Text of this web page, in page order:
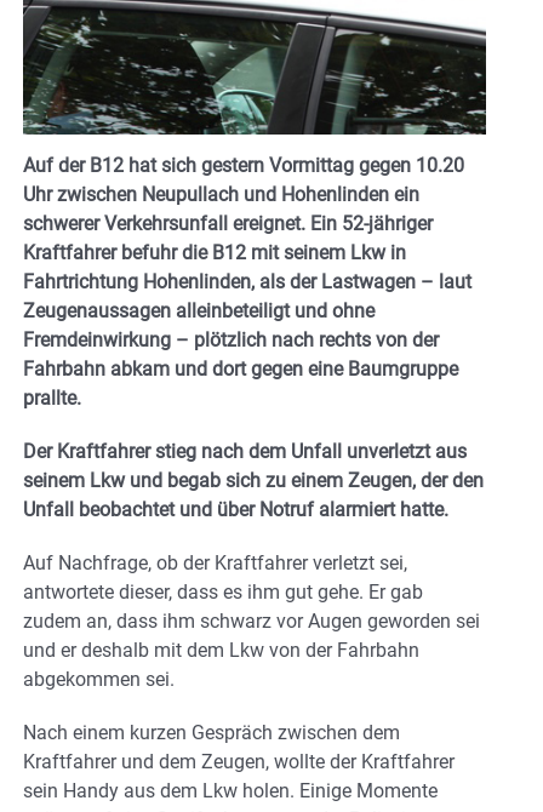
Auf der B12 hat sich gestern Vormittag gegen 10.20
Uhr zwischen Neupullach und Hohenlinden ein
schwerer Verkehrsunfall ereignet. Ein 52-jähriger
Kraftfahrer befuhr die B12 mit seinem Lkw in
Fahrtrichtung Hohenlinden, als der Lastwagen – laut
Zeugenaussagen alleinbeteiligt und ohne
Fremdeinwirkung – plötzlich nach rechts von der
Fahrbahn abkam und dort gegen eine Baumgruppe
prallte.
Der Kraftfahrer stieg nach dem Unfall unverletzt aus
seinem Lkw und begab sich zu einem Zeugen, der den
Unfall beobachtet und über Notruf alarmiert hatte.
Auf Nachfrage, ob der Kraftfahrer verletzt sei,
antwortete dieser, dass es ihm gut gehe. Er gab
zudem an, dass ihm schwarz vor Augen geworden sei
und er deshalb mit dem Lkw von der Fahrbahn
abgekommen sei.
Nach einem kurzen Gespräch zwischen dem
Kraftfahrer und dem Zeugen, wollte der Kraftfahrer
sein Handy aus dem Lkw holen. Einige Momente